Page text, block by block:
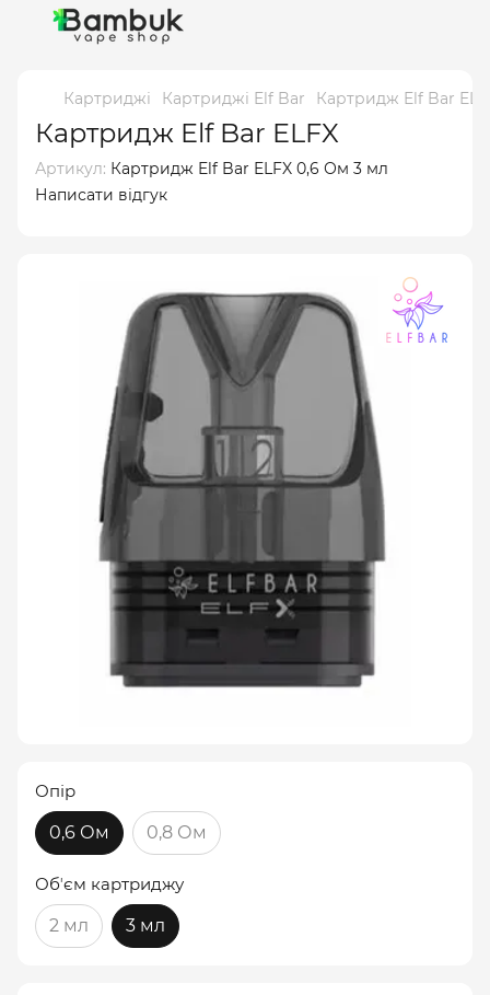
Картриджі Картриджі Elf Bar Картридж Elf Bar
Картридж Elf Bar ELFX
Артикул: Картридж Elf Bar ELFX 0,6 Ом 3 мл
Написати відгук
Опір
0,6 Ом
0,8 Ом
Обʼєм картриджу
2 мл
3 мл